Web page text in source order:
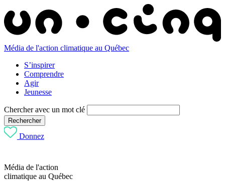
Média de l'action climatique au Québec
S’inspirer
Comprendre
Agir
Jeunesse
Chercher avec un mot clé
Rechercher
Donnez
Média de l'action
climatique au Québec